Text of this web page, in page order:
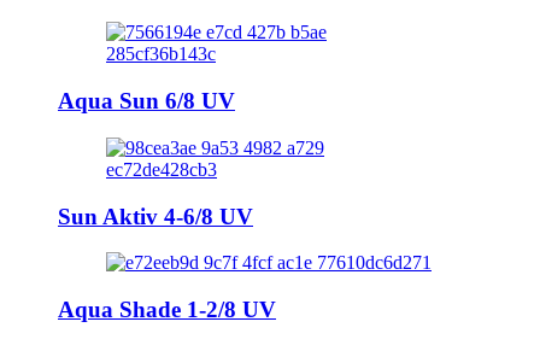
Aqua Sun 6/8 UV
Sun Aktiv 4-6/8 UV
Aqua Shade 1-2/8 UV